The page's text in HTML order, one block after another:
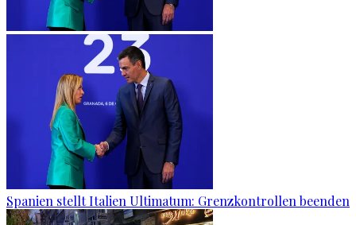
Spanien stellt Italien Ultimatum: Grenzkontrollen beenden